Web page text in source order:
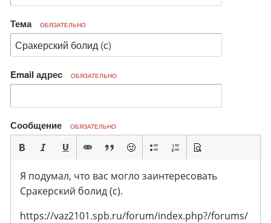
Тема ОБЯЗАТЕЛЬНО
Email адрес ОБЯЗАТЕЛЬНО
Сообщение ОБЯЗАТЕЛЬНО
Я подумал, что вас могло заинтересовать
Сракерский болид (с).
https://vaz2101.spb.ru/forum/index.php?/forums/